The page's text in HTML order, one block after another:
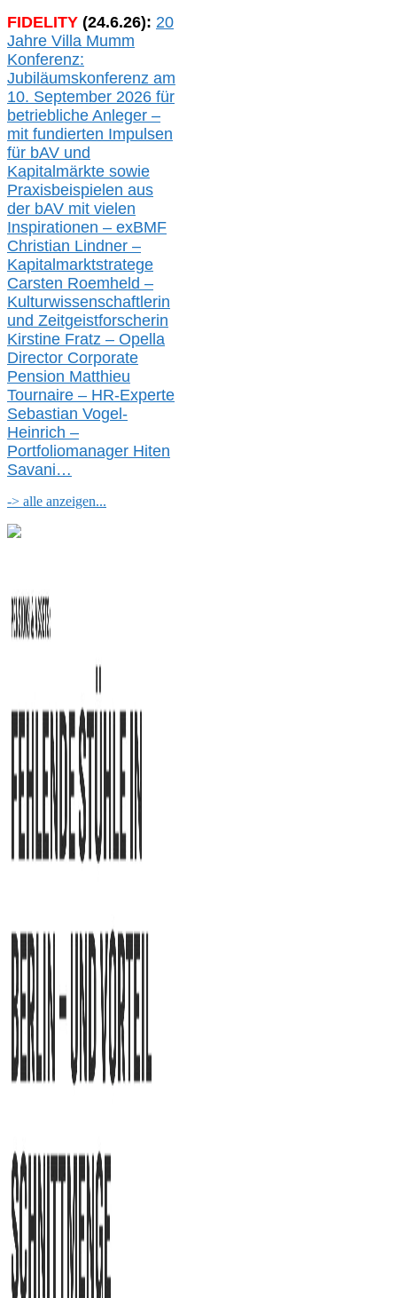
FIDELITY (24.6.26): 20
Jahre Villa Mumm
Konferenz:
Jubiläumskonferenz am
10. September 2026 für
betriebliche Anleger –
mit fundierten Impulsen
für bAV und
Kapitalmärkte sowie
Praxisbeispielen aus
der bAV mit vielen
Inspirationen – exBMF
Christian Lindner –
Kapitalmarktstratege
Carsten Roemheld –
Kulturwissenschaftlerin
und Zeitgeistforscherin
Kirstine Fratz – Opella
Director Corporate
Pension Matthieu
Tournaire – HR-Experte
Sebastian Vogel-
Heinrich –
Portfoliomanager Hiten
Savani…
-> alle anzeigen...